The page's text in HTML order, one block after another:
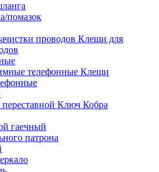
помазок
Клещи для
Клещи
Ключ Кобра
гаечный
патрона